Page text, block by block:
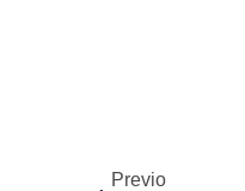
Previo